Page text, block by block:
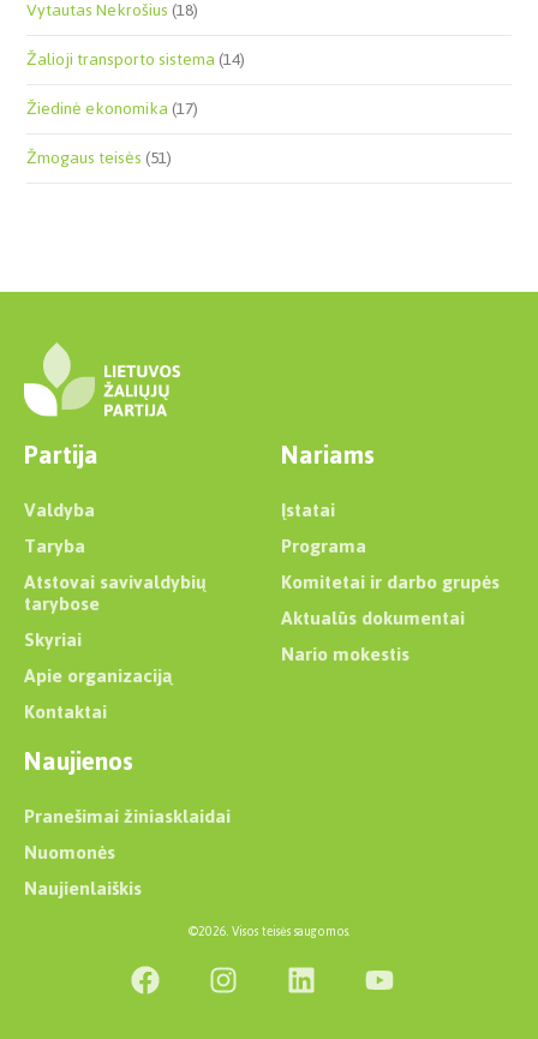
Vytautas Nekrošius(18)
Žalioji transporto sistema(14)
Žiedinė ekonomika(17)
Žmogaus teisės(51)
Partija
Valdyba
Taryba
Atstovai savivaldybių
tarybose
Skyriai
Apie organizaciją
Kontaktai
Nariams
Įstatai
Programa
Komitetai ir darbo grupės
Aktualūs dokumentai
Nario mokestis
Naujienos
Pranešimai žiniasklaidai
Nuomonės
Naujienlaiškis
©2026. Visos teisės saugomos.